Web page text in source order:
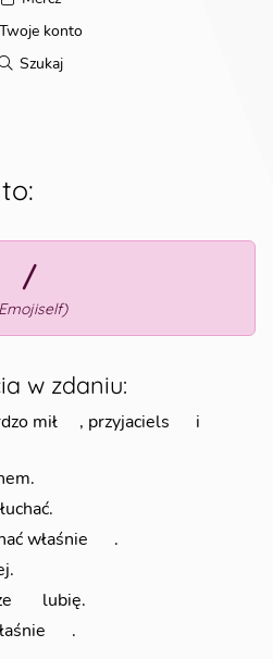
Twoje konto
Szukaj
:
💫/💫
)
w zdaniu:
mił , przyjaciels
i
właśnie
.
lubię.
.